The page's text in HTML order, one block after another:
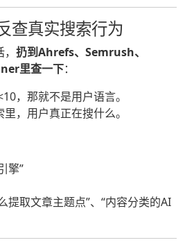
查真实搜索行为
扔到Ahrefs、Semrush、
里查一下：
，那就不是用户语言。
，用户真正在搜什么。
擎”
提取文章主题点”、“内容分类的AI